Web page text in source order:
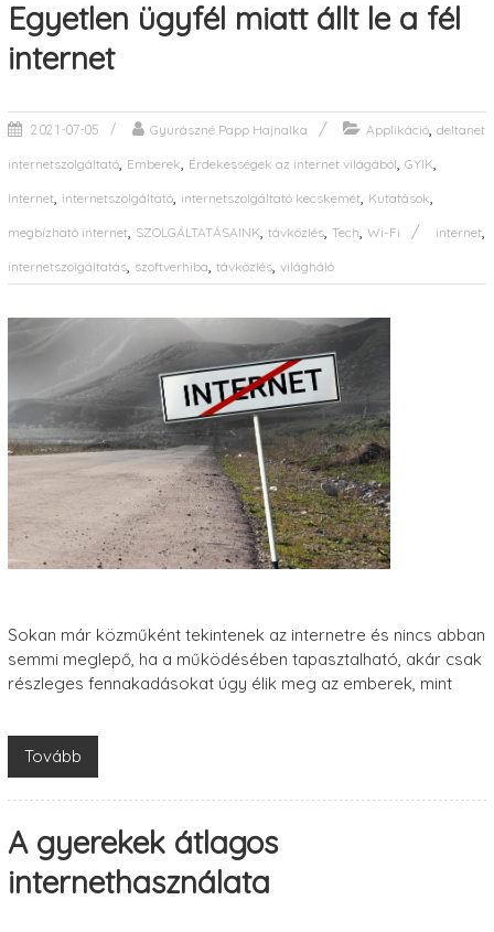
Egyetlen ügyfél miatt állt le a fél
internet
2021-07-05 Gyurászné Papp Hajnalka Applikáció, deltanet
internetszolgáltató, Emberek, Érdekességek az internet világából, GYIK,
Internet, internetszolgáltató, internetszolgáltató kecskemét, Kutatások,
megbízható internet, SZOLGÁLTATÁSAINK, távközlés, Tech, Wi-Fi internet,
internetszolgáltatás, szoftverhiba, távközlés, világháló
Sokan már közműként tekintenek az internetre és nincs abban
semmi meglepő, ha a működésében tapasztalható, akár csak
részleges fennakadásokat úgy élik meg az emberek, mint
Tovább
A gyerekek átlagos
internethasználata